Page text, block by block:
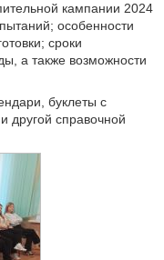
кампании 2024
особенности
сроки
а также возможности
буклеты с
другой справочной